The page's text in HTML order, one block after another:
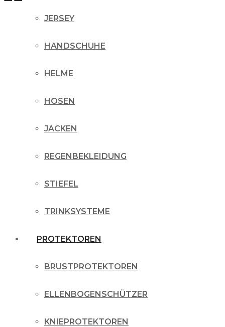
JERSEY
HANDSCHUHE
HELME
HOSEN
JACKEN
REGENBEKLEIDUNG
STIEFEL
TRINKSYSTEME
PROTEKTOREN
BRUSTPROTEKTOREN
ELLENBOGENSCHÜTZER
KNIEPROTEKTOREN